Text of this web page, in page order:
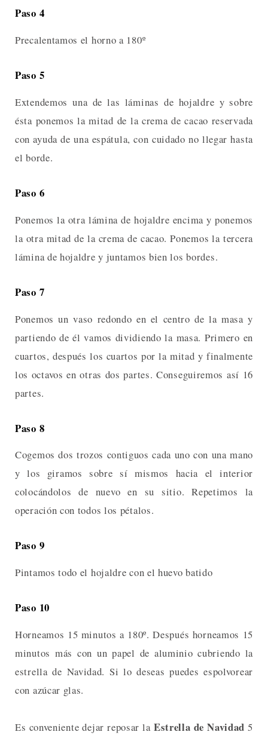
Paso 4
Precalentamos el horno a 180º
Paso 5
Extendemos una de las láminas de hojaldre y sobre
ésta ponemos la mitad de la crema de cacao reservada
con ayuda de una espátula, con cuidado no llegar hasta
el borde.
Paso 6
Ponemos la otra lámina de hojaldre encima y ponemos
la otra mitad de la crema de cacao. Ponemos la tercera
lámina de hojaldre y juntamos bien los bordes.
Paso 7
Ponemos un vaso redondo en el centro de la masa y
partiendo de él vamos dividiendo la masa. Primero en
cuartos, después los cuartos por la mitad y finalmente
los octavos en otras dos partes. Conseguiremos así 16
partes.
Paso 8
Cogemos dos trozos contiguos cada uno con una mano
y los giramos sobre sí mismos hacia el interior
colocándolos de nuevo en su sitio. Repetimos la
operación con todos los pétalos.
Paso 9
Pintamos todo el hojaldre con el huevo batido
Paso 10
Horneamos 15 minutos a 180º. Después horneamos 15
minutos más con un papel de aluminio cubriendo la
estrella de Navidad. Si lo deseas puedes espolvorear
con azúcar glas.
Es conveniente dejar reposar la Estrella de Navidad 5